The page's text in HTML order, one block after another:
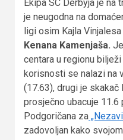
Ekipa SC Derbyja je na
je neugodna na
ligi osim Kajla
Kenana Kamenjaša.
centara u regionu
korisnosti se nalazi na
(17.63), drugi je
prosječno ubacuje 11.6
Podgoričana za
zadovoljan kako